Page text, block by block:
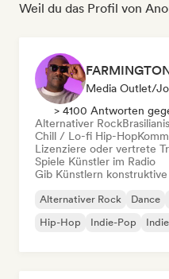
Weil du das Profil von
> 4100 Antworten
Alternativer Rock
Chill / Lo-fi Hip-Hop
Lizenziere oder vertrete
Spiele Künstler im Radio
Gib Künstlern konstruktive
Alternativer Rock Dance
Hip-Hop
Indie-Pop